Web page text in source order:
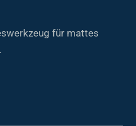
für mattes